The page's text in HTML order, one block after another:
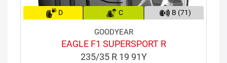
D C B (71)
GOODYEAR
EAGLE F1 SUPERSPORT R
235/35 R 19 91Y